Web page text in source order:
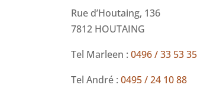
Rue d’Houtaing, 136
7812 HOUTAING
Tel Marleen :0496 / 33 53 35
Tel André :0495 / 24 10 88